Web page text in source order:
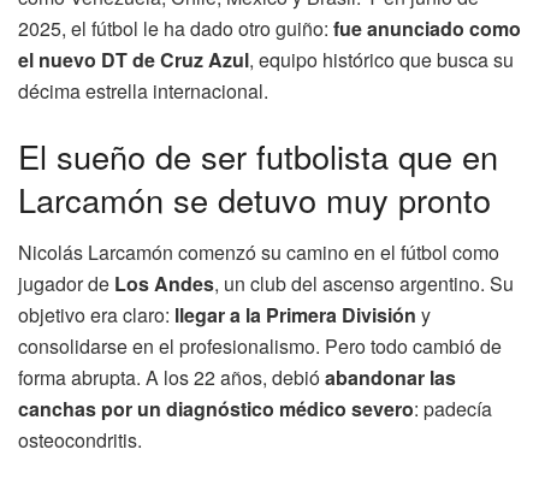
2025, el fútbol le ha dado otro guiño: fue anunciado como
el nuevo DT de Cruz Azul, equipo histórico que busca su
décima estrella internacional.
El sueño de ser futbolista que en
Larcamón se detuvo muy pronto
Nicolás Larcamón comenzó su camino en el fútbol como
jugador de Los Andes, un club del ascenso argentino. Su
objetivo era claro: llegar a la Primera División y
consolidarse en el profesionalismo. Pero todo cambió de
forma abrupta. A los 22 años, debióabandonar las
canchas por un diagnóstico médico severo: padecía
osteocondritis.